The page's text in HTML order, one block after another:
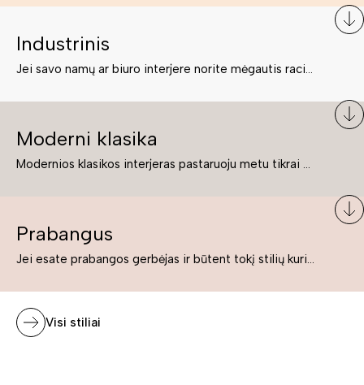
Industrinis
Jei savo namų ar biuro interjere norite mėgautis racionaliai išnaudotomis erdvėmis, funkcionalumu ir esate neabejingi tamsesniam koloritui bei praktiškiems sprendimams, tuomet industrinis stilius bus būtent tai, ko Jums reikia. O industrinio stiliaus baldus išsirinksite mūsų asortimente.
Moderni klasika
Modernios klasikos interjeras pastaruoju metu tikrai yra „ant bangos“. Tie, kurie nenori pernelyg nutolti nuo klasikos, bet drauge žavisi šiuolaikiškais sprendimais, su malonumu savo namuose kuria klasikos ir modernaus interjero tandemą – elegantišką, subtilų ir žavingą.
Prabangus
Jei esate prabangos gerbėjas ir būtent tokį stilių kuriate savo namuose ar biure, tuomet solidūs, prabangūs baldai nepriekaištingai įsilies į Jūsų kuriamą interjerą.
Visi stiliai